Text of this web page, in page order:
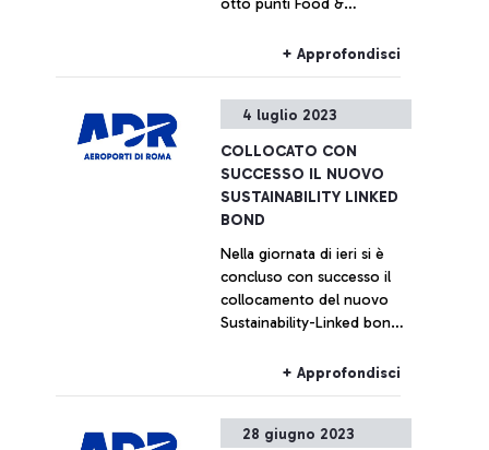
otto punti Food &
Terminal 1 di Fiumicino.
+ Approfondisci
4 luglio 2023
COLLOCATO CON
SUCCESSO IL NUOVO
SUSTAINABILITY LINKED
BOND
Nella giornata di ieri si è
concluso con successo il
collocamento del nuovo
Sustainability-Linked bond
collega direttamente il
costo del debito ai risultati
di sostenibilità
effettivamente raggiunti.
+ Approfondisci
28 giugno 2023